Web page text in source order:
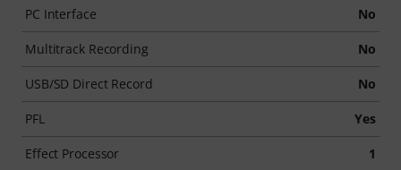
PC Interface No
Multitrack Recording No
USB/SD Direct Record No
PFL Yes
Effect Processor 1